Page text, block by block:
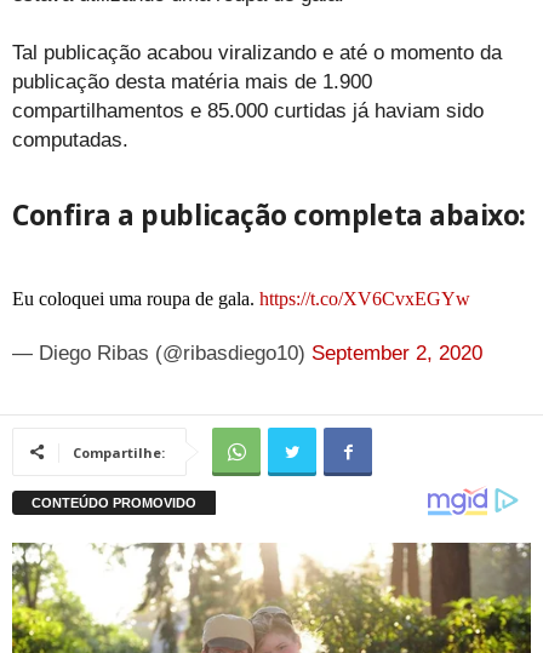
Tal publicação acabou viralizando e até o momento da
publicação desta matéria mais de 1.900
compartilhamentos e 85.000 curtidas já haviam sido
computadas.
Confira a publicação completa abaixo:
Eu coloquei uma roupa de gala. https://t.co/XV6CvxEGYw
— Diego Ribas (@ribasdiego10) September 2, 2020
Compartilhe: